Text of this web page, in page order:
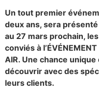
Un tout premier
deux ans, sera
au 27 mars prochain,
conviés à l’ÉVÉNEMENT
AIR. Une chance
découvrir avec des
leurs clients.